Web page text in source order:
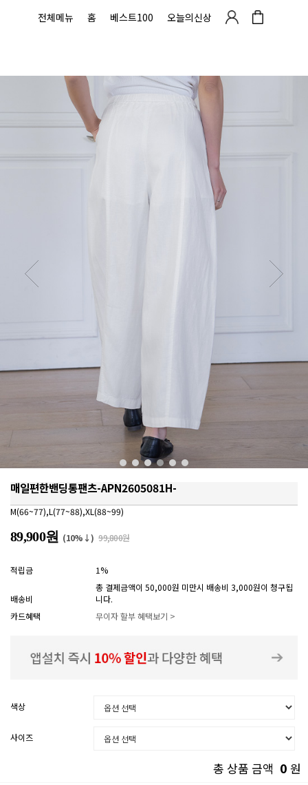
전체메뉴 홈 베스트100 오늘의신상
매일편한밴딩통팬츠-APN2605081H-
M(66~77),L(77~88),XL(88~99)
89,900원 (10%↓) 99,800원
적립금 1%
배송비
총 결제금액이 50,000원 미만시 배송비 3,000원이 청구됩
니다.
카드혜택
무이자 할부 혜택보기 >
색상
사이즈
총 상품 금액 0 원